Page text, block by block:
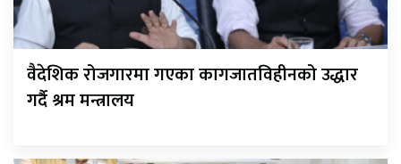
वैदेशिक रोजगारमा गएका कागजातविहीनको उद्धार
गर्दै श्रम मन्त्रालय